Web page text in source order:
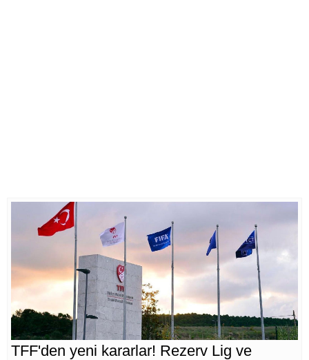
TFF'den yeni kararlar! Rezerv Lig ve